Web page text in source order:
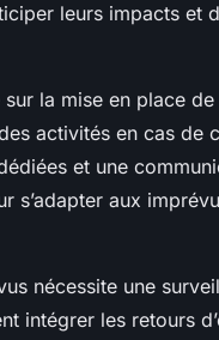
leurs impacts et
la mise en place
activités en cas de
et une
s’adapter aux
nécessite une
intégrer les retours